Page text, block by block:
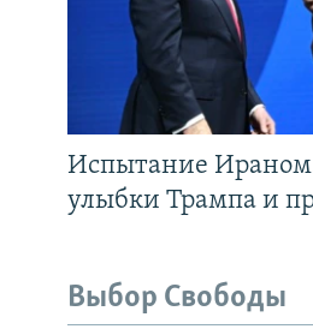
Испытание
улыбки Трампа и
Выбор Свободы